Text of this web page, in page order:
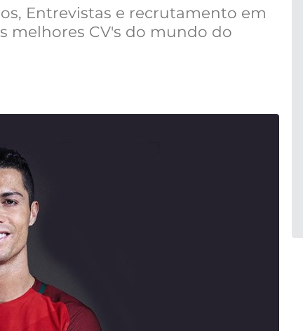
Entrevistas e recrutamento em
melhores CV's do mundo do